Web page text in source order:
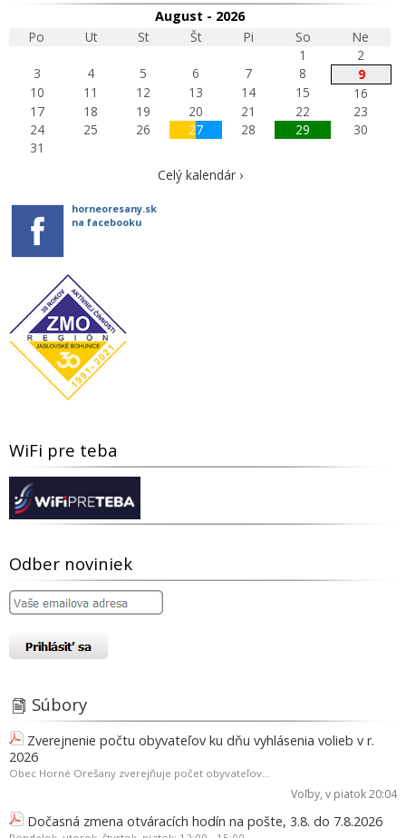
August - 2026
Po
Ut St Št Pi So
Ne
1
2
3
4 5 6 7 8
9
10
11 12 13 14 15
16
17
18 19 20 21 22
23
24
25 26 27 28 29
30
31
Celý kalendár ›
horneoresany.sk
na facebooku
WiFi pre teba
Odber noviniek
Súbory
Zverejnenie počtu obyvateľov ku dňu vyhlásenia volieb v r.
2026
Obec Horné Orešany zverejňuje počet obyvateľov...
Voľby, v piatok 20:04
Dočasná zmena otváracích hodín na pošte, 3.8. do 7.8.2026